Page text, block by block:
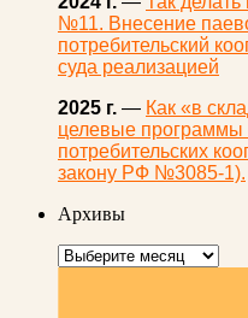
№11. Внесение
потребительский
суда реализацией
2025 г. — Как «в
целевые программы
потребительских
закону РФ №3085-1).
Архивы
Архивы